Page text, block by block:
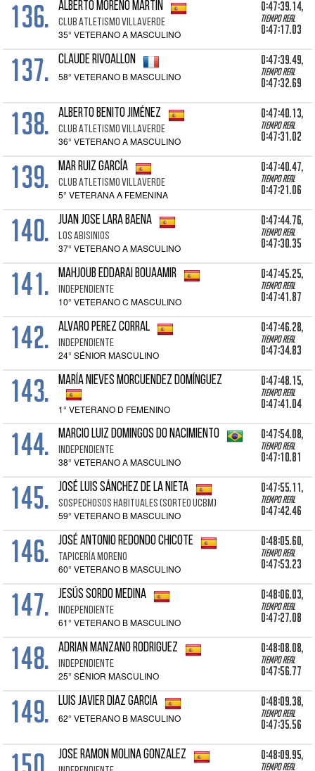
136. ALBERTO MORENO MARTÍN
CLUB ATLETISMO VILLAVERDE
35° VETERANO A MASCULINO
0:47:39.14,
Tiempo real
0:47:17.03
137. CLAUDE RIVOALLON
58° VETERANO B MASCULINO
0:47:39.49,
Tiempo real
0:47:32.69
138. ALBERTO BENITO JIMÉNEZ
CLUB ATLETISMO VILLAVERDE
36° VETERANO A MASCULINO
0:47:40.13,
Tiempo real
0:47:31.02
139. MAR RUIZ GARCÍA
CLUB ATLETISMO VILLAVERDE
5° VETERANA A FEMENINA
0:47:40.47,
Tiempo real
0:47:21.06
140. JUAN JOSE LARA BAENA
LOS ABISINIOS
37° VETERANO A MASCULINO
0:47:44.76,
Tiempo real
0:47:30.35
141. MAHJOUB EDDARAI BOUAAMIR
INDEPENDIENTE
10° VETERANO C MASCULINO
0:47:45.25,
Tiempo real
0:47:41.87
142. ALVARO PEREZ CORRAL
INDEPENDIENTE
24° SÉNIOR MASCULINO
0:47:46.28,
Tiempo real
0:47:34.83
143. MARÍA NIEVES MORCUENDEZ DOMÍNGUEZ
1° VETERANO D FEMENINO
0:47:48.15,
Tiempo real
0:47:41.04
144. MARCIO LUIZ DOMINGOS DO NACIMIENTO
INDEPENDIENTE
38° VETERANO A MASCULINO
0:47:54.08,
Tiempo real
0:47:10.81
145. JOSÉ LUIS SÁNCHEZ DE LA NIETA
SOSPECHOSOS HABITUALES (SORTEO UCBM)
59° VETERANO B MASCULINO
0:47:55.11,
Tiempo real
0:47:42.46
146. JOSÉ ANTONIO REDONDO CHICOTE
TAPICERÍA MORENO
60° VETERANO B MASCULINO
0:48:05.60,
Tiempo real
0:47:53.23
147. JESÚS SORDO MEDINA
INDEPENDIENTE
61° VETERANO B MASCULINO
0:48:06.03,
Tiempo real
0:47:27.08
148. ADRIAN MANZANO RODRIGUEZ
INDEPENDIENTE
25° SÉNIOR MASCULINO
0:48:08.08,
Tiempo real
0:47:56.77
149. LUIS JAVIER DIAZ GARCIA
62° VETERANO B MASCULINO
0:48:09.38,
Tiempo real
0:47:35.56
JOSE RAMON MOLINA GONZALEZ 0:48:09.95,
Tiempo real